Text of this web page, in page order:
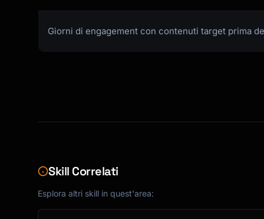
Giorni di engagement con contenuti target prima
Skill Correlati
Esplora altri skill in quest'area: